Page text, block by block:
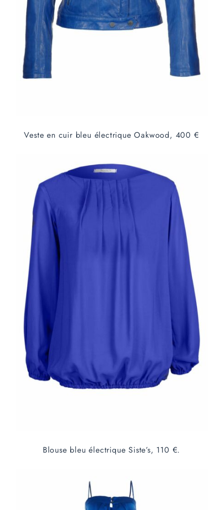
Veste en cuir bleu électrique Oakwood, 400 €
Blouse bleu électrique Siste’s, 110 €.